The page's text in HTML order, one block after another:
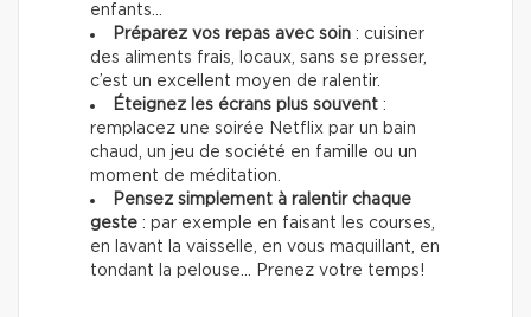
enfants…
Préparez vos repas avec soin : cuisiner
des aliments frais, locaux, sans se presser,
c’est un excellent moyen de ralentir.
Éteignez les écrans plus souvent :
remplacez une soirée Netflix par un bain
chaud, un jeu de société en famille ou un
moment de méditation.
Pensez simplement à ralentir chaque
geste : par exemple en faisant les courses,
en lavant la vaisselle, en vous maquillant, en
tondant la pelouse… Prenez votre temps!